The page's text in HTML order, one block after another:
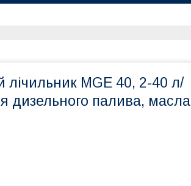
лічильник MGE 40, 2-40 л/
дизельного палива, масла